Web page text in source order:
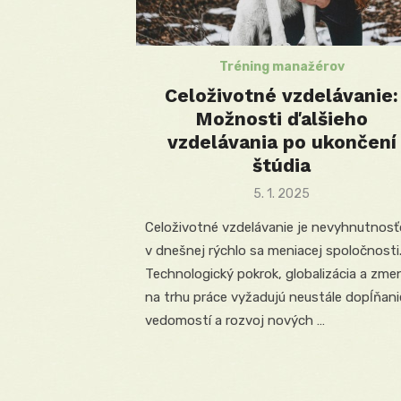
Tréning manažérov
Celoživotné vzdelávanie:
Možnosti ďalšieho
vzdelávania po ukončení
štúdia
Posted
5. 1. 2025
Celoživotné vzdelávanie je
v dnešnej rýchlo sa meniacej spoločnosti.
Technologický pokrok, globalizácia a
na trhu práce vyžadujú neustále
vedomostí a rozvoj nových …